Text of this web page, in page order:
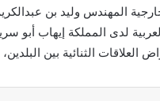
المهندس وليد بن
لدى المملكة إيهاب أبو
العلاقات الثنائية بين